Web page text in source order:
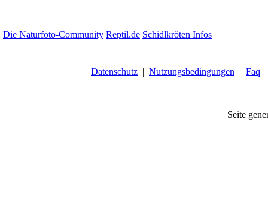
Die Naturfoto-Community Reptil.de Schidlkröten Infos
Datenschutz | Nutzungsbedingungen | Faq
Seite